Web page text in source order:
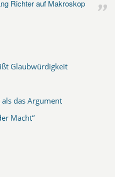
Richter auf Makroskop
Glaubwürdigkeit
das Argument
Macht“